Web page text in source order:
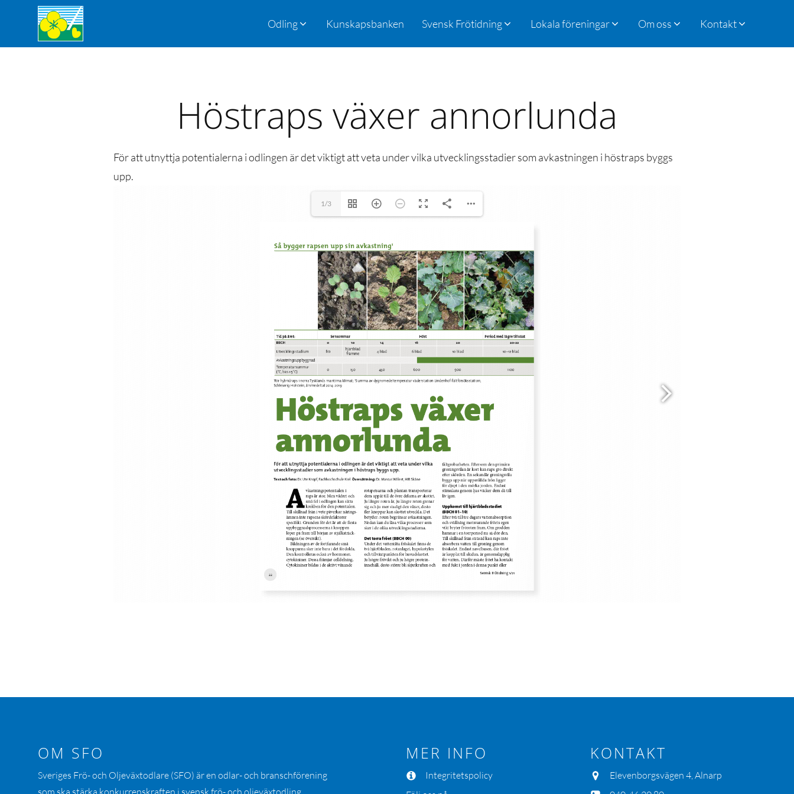
Odling Kunskapsbanken Svensk Frötidning Lokala föreningar Om oss Kontakt
Höstraps växer annorlunda
För att utnyttja potentialerna i odlingen är det viktigt att veta under vilka utvecklingsstadier som avkastningen i höstraps byggs
upp.
1/3
OM SFO
Sveriges Frö- och Oljeväxtodlare (SFO) är en odlar- och branschförening
som ska stärka konkurrenskraften i svensk frö- och oljeväxtodling.
MER INFO
Integritetspolicy
KONTAKT
Elevenborgsvägen 4, Alnarp